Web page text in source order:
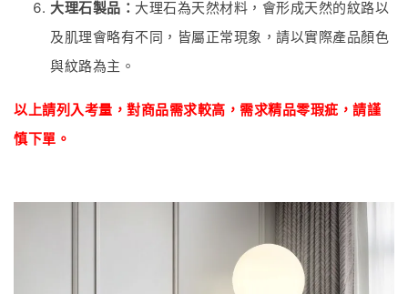
大理石製品： 大理石為天然材料，會形成天然的紋路以
及肌理會略有不同，皆屬正常現象，請以實際產品顏色
與紋路為主。
以上請列入考量，對商品需求較高，需求精品零瑕疵 ， 請謹
慎下單。